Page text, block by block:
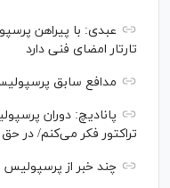
عبدی: با پیراهن
تارتار امضای فنی دارد
مدافع سابق
پانادیچ: دوران
تراکتور فکر می‌کنم/ در
چند خبر از پرسپولیس